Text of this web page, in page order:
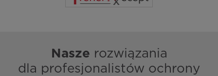
Nasze rozwiązania
dla profesjonalistów ochrony